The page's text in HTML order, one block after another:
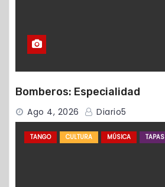
Bomberos: Especialidad
Ago 4, 2026 Diario5
TANGO CULTURA MÚSICA TAPAS